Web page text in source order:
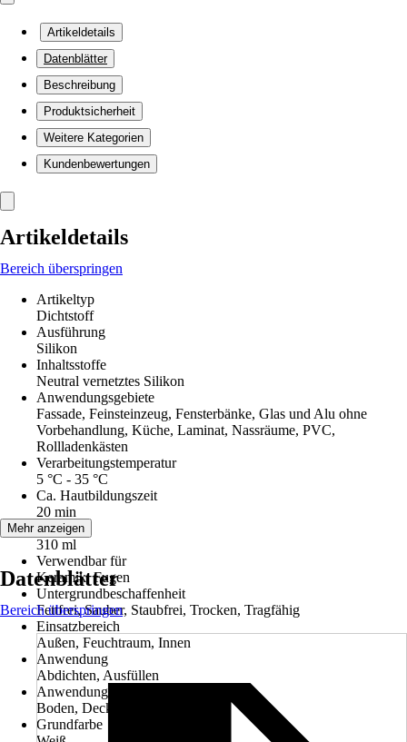
Artikeldetails
Datenblätter
Beschreibung
Produktsicherheit
Weitere Kategorien
Kundenbewertungen
Artikeldetails
Bereich überspringen
Artikeltyp
Dichtstoff
Ausführung
Silikon
Inhaltsstoffe
Neutral vernetztes Silikon
Anwendungsgebiete
Fassade, Feinsteinzeug, Fensterbänke, Glas und Alu ohne
Vorbehandlung, Küche, Laminat, Nassräume, PVC,
Rollladenkästen
Verarbeitungstemperatur
5 °C - 35 °C
Ca. Hautbildungszeit
20 min
Inhalt
310 ml
Verwendbar für
Keramik, Fugen
Untergrundbeschaffenheit
Fettfrei, Sauber, Staubfrei, Trocken, Tragfähig
Einsatzbereich
Außen, Feuchtraum, Innen
Anwendung
Abdichten, Ausfüllen
Anwendungsbereich
Boden, Decke, Wand
Grundfarbe
Mehr anzeigen
Datenblätter
Bereich überspringen